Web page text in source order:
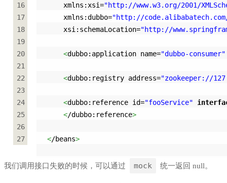
16
17
18
19
20
21
22
23
24
25
26
27
    xmlns:xsi=
"http://www.w3.org/2001/
    xmlns:dubbo=
"http://code.alibabatech.com/
    xsi:schemaLocation=
"http://
<dubbo:application name="dubbo-consumer"
<dubbo:registry address="zookeeper://
<dubbo:reference id="fooService"
</dubbo:reference>
</beans>
我们调用接口失败的时候，可以通过 mock 统一返回 null。